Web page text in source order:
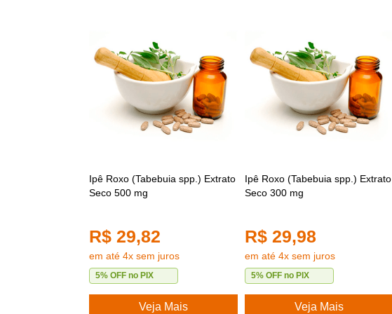
Ipê Roxo (Tabebuia spp.) Extrato
Seco 500 mg
R$ 29,82
em até 4x sem juros
5% OFF no PIX
Veja Mais
Ipê Roxo (Tabebuia spp.) Extrato
Seco 300 mg
R$ 29,98
em até 4x sem juros
5% OFF no PIX
Veja Mais